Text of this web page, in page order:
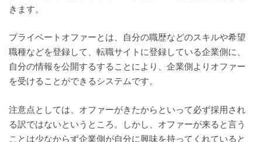
きます。
プライベートオファーとは、自分の職歴などのスキルや希望
職種などを登録して、転職サイトに登録している企業側に、
自分の情報を公開するすることにより、企業側よりオファー
を受けることができるシステムです。
注意点としては、オファーがきたからといって必ず採用され
る訳ではないというところ。しかし、オファーが来ると言う
ことは少なからず企業側が自分に興味を持ってくれていると